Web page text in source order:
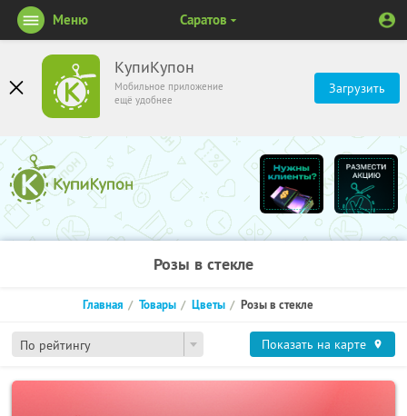
КупиКупон
Мобильное приложение
ещё удобнее
Загрузить
Меню Саратов
Розы в стекле
По рейтингу
Главная Товары Цветы Розы в стекле
Показать на карте